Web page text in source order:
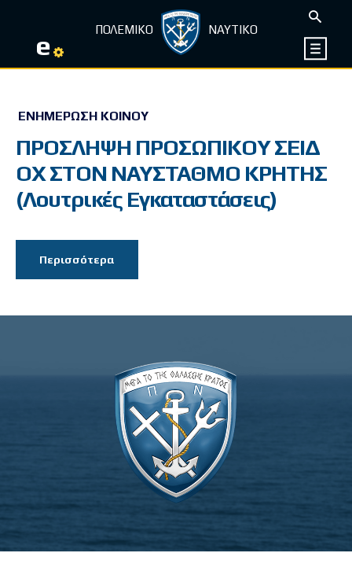
e ΠΟΛΕΜΙΚΟ ΝΑΥΤΙΚΟ
ΕΝΗΜΈΡΩΣΗ ΚΟΙΝΟΎ
ΠΡΟΣΛΗΨΗ ΠΡΟΣΩΠΙΚΟΥ ΣΕΙΔ
ΟΧ ΣΤΟΝ ΝΑΥΣΤΑΘΜΟ ΚΡΗΤΗΣ
(Λουτρικές Εγκαταστάσεις)
Περισσότερα